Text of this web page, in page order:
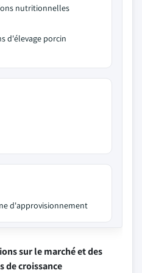
nutritionnelles
d'élevage porcin
d'approvisionnement
sur le marché et des
de croissance